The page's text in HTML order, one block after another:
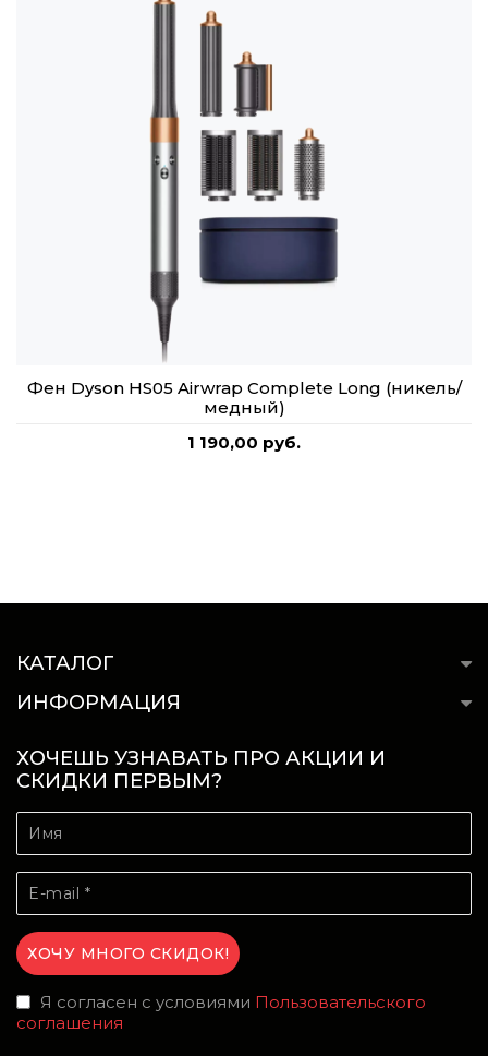
Фен Dyson HS05 Airwrap Complete Long (никель/
медный)
1 190,00 руб.
КАТАЛОГ
ИНФОРМАЦИЯ
ХОЧЕШЬ УЗНАВАТЬ ПРО АКЦИИ И
СКИДКИ ПЕРВЫМ?
Я согласен с условиями Пользовательского
соглашения